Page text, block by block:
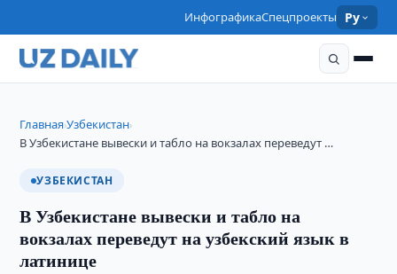
ИнфографикаСпецпроекты Ру
Главная›Узбекистан›
В Узбекистане вывески и табло на вокзалах переведут …
УЗБЕКИСТАН
В Узбекистане вывески и табло на
вокзалах переведут на узбекский язык в
латинице